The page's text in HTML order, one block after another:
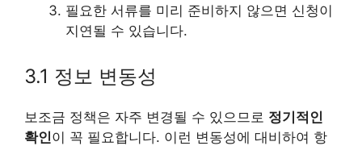
필요한 서류를 미리 준비하지 않으면 신청이
지연될 수 있습니다.
3.1 정보 변동성
보조금 정책은 자주 변경될 수 있으므로 정기적인
확인이 꼭 필요합니다. 이런 변동성에 대비하여 항